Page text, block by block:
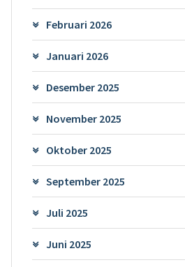
Februari 2026
Januari 2026
Desember 2025
November 2025
Oktober 2025
September 2025
Juli 2025
Juni 2025